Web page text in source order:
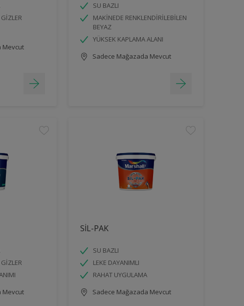
Mevcut
SU BAZLI
MAKİNEDE RENKLENDİRİLEBİLEN
BEYAZ
YÜKSEK KAPLAMA ALANI
Sadece Mağazada Mevcut
Mevcut
SİL-PAK
SU BAZLI
LEKE DAYANIMLI
RAHAT UYGULAMA
Sadece Mağazada Mevcut